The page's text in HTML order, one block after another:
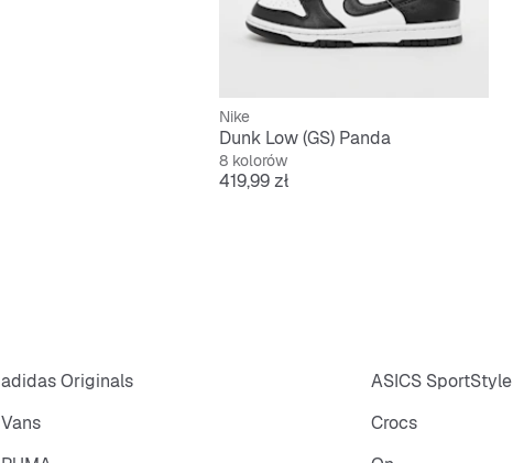
Nike
Dunk Low (GS) Panda
8 kolorów
Cena
419,99 zł
adidas Originals ASICS SportStyle
Vans Crocs